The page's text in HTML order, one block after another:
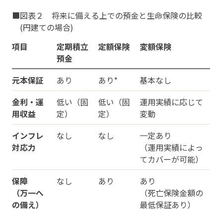
■図表２ 将来に備える上での預金と生命保険の比較
(円建ての場合)
項目
定期積立
預金
定額保険 変額保険
元本保証 あり あり*
基本なし
金利・運
用収益
低い（固
定）
低い（固
定）
運用実績に応じて
変動
インフレ
対応力
なし なし
一定あり
（運用実績によっ
てカバーが可能）
保障
（万一へ
の備え）
なし あり
あり
（死亡保険金額の
最低保証あり）